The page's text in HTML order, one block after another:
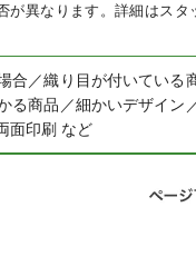
異なります。詳細はスタ
合／織り目が付いている
る商品／細かいデザイン
面印刷 など